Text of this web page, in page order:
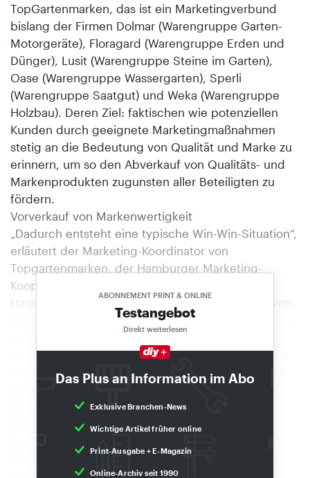
Das Plus an Information im Abo
Exklusive Branchen-News
Wichtige Artikel früher online
Print-Ausgabe + E-Magazin
Online-Archiv seit 1990
ABONNEMENT PRINT & ONLINE
Testangebot
Direkt weiterlesen
TopGartenmarken, das ist ein Marketingverbund
bislang der Firmen Dolmar (Warengruppe Garten-
Motorgeräte), Floragard (Warengruppe Erden und
Dünger), Lusit (Warengruppe Steine im Garten),
Oase (Warengruppe Wassergarten), Sperli
(Warengruppe Saatgut) und Weka (Warengruppe
Holzbau). Deren Ziel: faktischen wie potenziellen
Kunden durch geeignete Marketingmaßnahmen
stetig an die Bedeutung von Qualität und Marke zu
erinnern, um so den Abverkauf von Qualitäts- und
Markenprodukten zugunsten aller Beteiligten zu
fördern.
Vorverkauf von Markenwertigkeit
„Dadurch entsteht eine typische Win-Win-Situation“,
erläutert der Marketing-Koordinator von
Topgartenmarken, der Hamburger Marketing-
Kooperationsspezialist Hartmut Witte. „Für den
Handel bedeutet unsere Arbeit den Vorverkauf von
Marken-Wertigkeit, die er in Form besserer Margen
nutzen kann. Den Mitgliedsfirmen bedeutet es
einen höheren Bekanntheitsgrad und die Stärkung
ihres Markenprofils. Und der Kunde bekommt eine
Einkaufsargument zu werden drohen, erinnern wir
ihn an die Qualität als zentrale Orientierungs- und
Marktforscher und Jahre langer Agenturchef, hat
Topgartenmarken mit initiiert und zusammen mit